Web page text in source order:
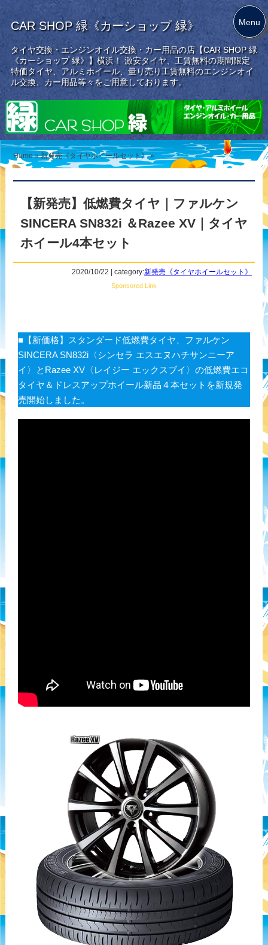
CAR SHOP 緑《カーショップ 緑》
タイヤ交換・エンジンオイル交換・カー用品の店【CAR SHOP 緑
《カーショップ 緑》】横浜！ 激安タイヤ、工賃無料の期間限定
特価タイヤ、アルミホイール、量り売り工賃無料のエンジンオイ
ル交換、カー用品等々をご用意しております。
Home »新発売《タイヤホイールセット》 »
【新発売】低燃費タイヤ｜ファルケン
SINCERA SN832i ＆Razee XV｜タイヤ
ホイール4本セット
2020/10/22 | category:新発売《タイヤホイールセット》
Sponsored Link
■【新価格】スタンダード低燃費タイヤ、ファルケン
SINCERA SN832i〈シンセラ エスエヌハチサンニーア
イ〉とRazee XV〈レイジー エックスブイ〉の低燃費エコ
タイヤ＆ドレスアップホイール新品４本セットを新規発
売開始しました。
Menu